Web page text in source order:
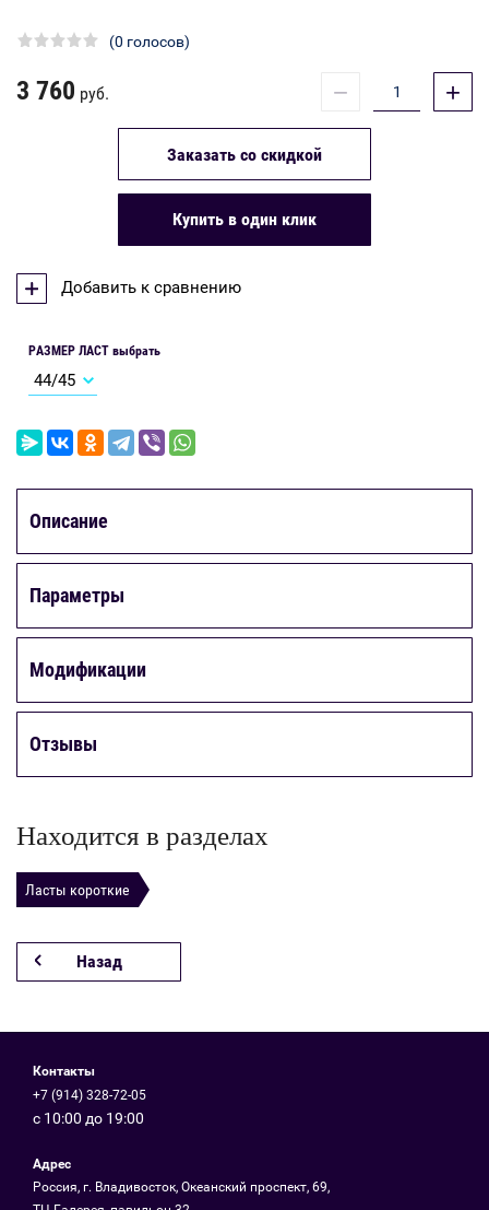
(0 голосов)
3 760 руб. − +
Заказать со скидкой
Купить в один клик
Добавить к сравнению
РАЗМЕР ЛАСТ выбрать
Описание
Параметры
Модификации
Отзывы
Находится в разделах
Ласты короткие
Назад
Контакты
+7 (914) 328-72-05
с 10:00 до 19:00
Адрес
Россия, г. Владивосток, Океанский проспект, 69,